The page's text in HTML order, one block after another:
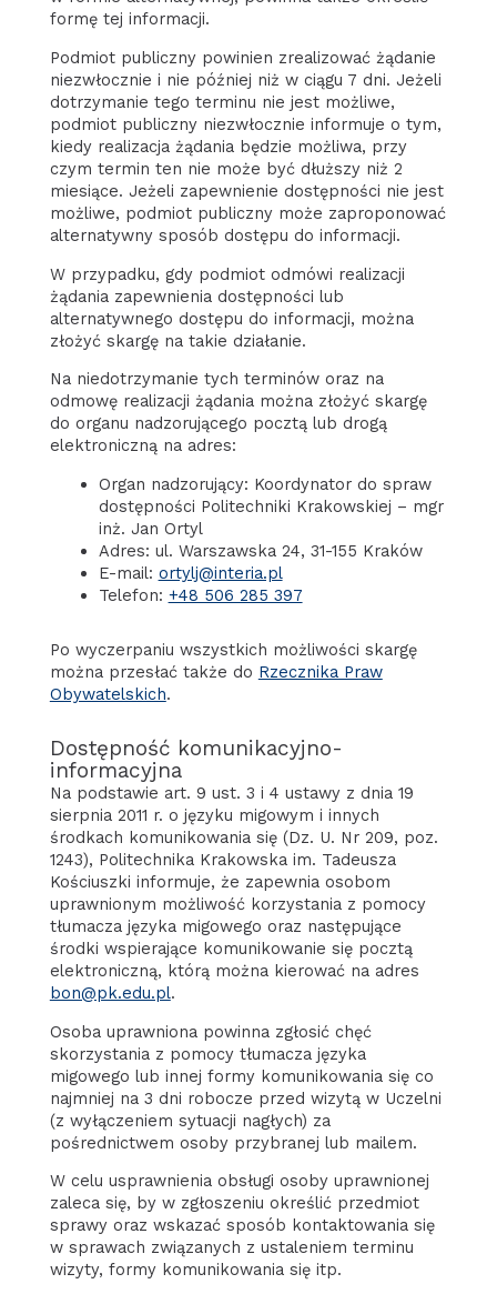
formę tej informacji.
Podmiot publiczny powinien zrealizować żądanie
niezwłocznie i nie później niż w ciągu 7 dni. Jeżeli
dotrzymanie tego terminu nie jest możliwe,
podmiot publiczny niezwłocznie informuje o tym,
kiedy realizacja żądania będzie możliwa, przy
czym termin ten nie może być dłuższy niż 2
miesiące. Jeżeli zapewnienie dostępności nie jest
możliwe, podmiot publiczny może zaproponować
alternatywny sposób dostępu do informacji.
W przypadku, gdy podmiot odmówi realizacji
żądania zapewnienia dostępności lub
alternatywnego dostępu do informacji, można
złożyć skargę na takie działanie.
Na niedotrzymanie tych terminów oraz na
odmowę realizacji żądania można złożyć skargę
do organu nadzorującego pocztą lub drogą
elektroniczną na adres:
Organ nadzorujący: Koordynator do spraw
dostępności Politechniki Krakowskiej – mgr
inż. Jan Ortyl
Adres: ul. Warszawska 24, 31-155 Kraków
E-mail: ortylj@interia.pl
Telefon: +48 506 285 397
Po wyczerpaniu wszystkich możliwości skargę
można przesłać także do Rzecznika Praw
Obywatelskich.
Dostępność komunikacyjno-
informacyjna
Na podstawie art. 9 ust. 3 i 4 ustawy z dnia 19
sierpnia 2011 r. o języku migowym i innych
środkach komunikowania się (Dz. U. Nr 209, poz.
1243), Politechnika Krakowska im. Tadeusza
Kościuszki informuje, że zapewnia osobom
uprawnionym możliwość korzystania z pomocy
tłumacza języka migowego oraz następujące
środki wspierające komunikowanie się pocztą
elektroniczną, którą można kierować na adres
bon@pk.edu.pl.
Osoba uprawniona powinna zgłosić chęć
skorzystania z pomocy tłumacza języka
migowego lub innej formy komunikowania się co
najmniej na 3 dni robocze przed wizytą w Uczelni
(z wyłączeniem sytuacji nagłych) za
pośrednictwem osoby przybranej lub mailem.
W celu usprawnienia obsługi osoby uprawnionej
zaleca się, by w zgłoszeniu określić przedmiot
sprawy oraz wskazać sposób kontaktowania się
w sprawach związanych z ustaleniem terminu
wizyty, formy komunikowania się itp.